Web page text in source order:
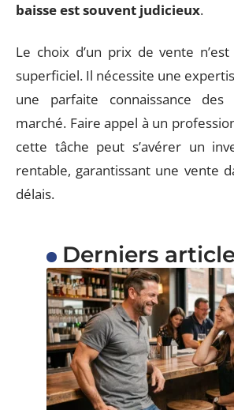
baisse est souvent judicieux.
Le choix d’un prix de vente
superficiel. Il nécessite une
une parfaite connaissance des
marché. Faire appel à un
cette tâche peut s’avérer un
rentable, garantissant une vente
délais.
Derniers